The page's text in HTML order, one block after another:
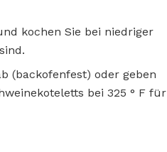
kochen Sie bei niedriger
(backofenfest) oder geben
bei 325 ° F für